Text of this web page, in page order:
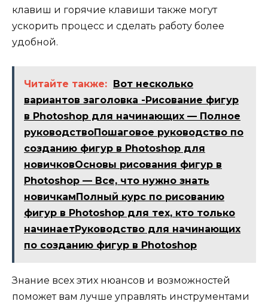
клавиш и горячие клавиши также могут
ускорить процесс и сделать работу более
удобной.
Читайте также: Вот несколько
вариантов заголовка -Рисование фигур
в Photoshop для начинающих — Полное
руководствоПошаговое руководство по
созданию фигур в Photoshop для
новичковОсновы рисования фигур в
Photoshop — Все, что нужно знать
новичкамПолный курс по рисованию
фигур в Photoshop для тех, кто только
начинаетРуководство для начинающих
по созданию фигур в Photoshop
Знание всех этих нюансов и возможностей
поможет вам лучше управлять инструментами